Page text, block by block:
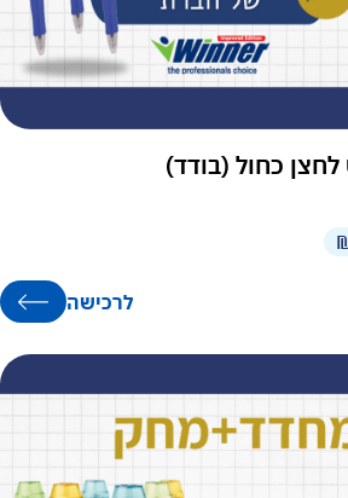
כחול (בודד)
לרכישה